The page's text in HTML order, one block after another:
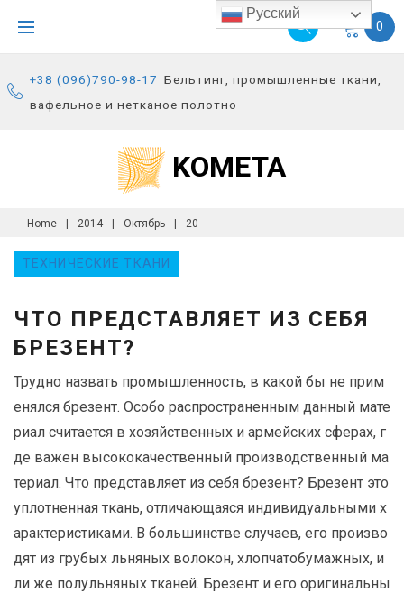
p
0
+38 (096)790-98-17 Бельтинг, промышленные ткани,
вафельное и нетканое полотно
KOMETA
Home 2014 Октябрь 20
Д
Е
Н
Ь
:
2
0
.
1
0
.
2
0
1
4
ТЕХНИЧЕСКИЕ ТКАНИ
ЧТО ПРЕДСТАВЛЯЕТ ИЗ СЕБЯ
БРЕЗЕНТ?
Трудно назвать промышленность, в какой бы не прим
енялся брезент. Особо распространенным данный мате
риал считается в хозяйственных и армейских сферах, г
де важен высококачественный производственный ма
териал. Что представляет из себя брезент? Брезент это
уплотненная ткань, отличающаяся индивидуальными х
арактеристиками. В большинстве случаев, его произво
дят из грубых льняных волокон, хлопчатобумажных, и
ли же полульняных тканей. Брезент и его оригинальны
Русский